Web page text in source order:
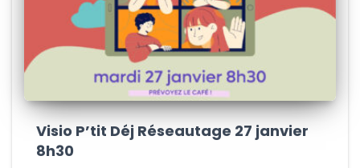
Visio P’tit Déj Réseautage 27 janvier
8h30